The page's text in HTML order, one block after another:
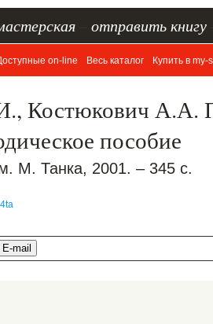
отправить книгу
on-line Весь каталог Купить в my-
Костюкович А.А.
пособие
М. Танка, 2001. – 345 с.